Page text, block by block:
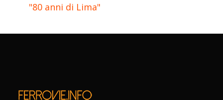
"80 anni di Lima"